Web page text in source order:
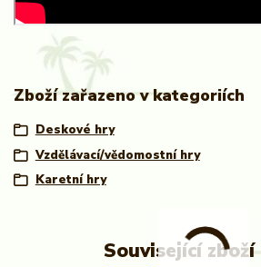
Zboží zařazeno v kategoriích
Deskové hry
Vzdělávací/vědomostní hry
Karetní hry
Související zboží